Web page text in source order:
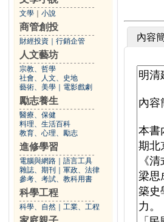
文學 小說
商管創投
財經投資 行銷企管
人文藝坊
宗教、哲學
社會、人文、史地
藝術、美學
電影戲劇
勵志養生
醫療、保健
料理、生活百科
教育、心理、勵志
進修學習
電腦與網路
語言工具
雜誌、期刊
軍政、法律
參考、考試、教科用書
科學工程
科學、自然 工業、工程
內容